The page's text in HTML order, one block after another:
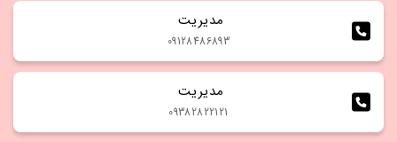
مدیریت
09128486893
مدیریت
09382822121